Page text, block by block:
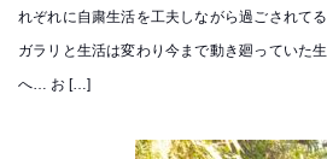
れぞれに自粛生活を工夫しながら過ごされて
ガラリと生活は変わり今まで動き廻っていた
へ… お […]